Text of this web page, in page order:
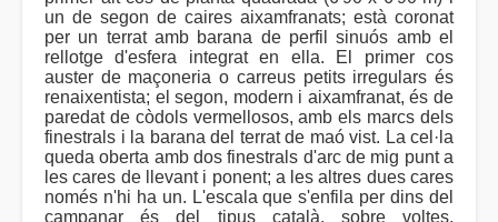
un de segon de caires aixamfranats; està coronat
per un terrat amb barana de perfil sinuós amb el
rellotge d'esfera integrat en ella. El primer cos
auster de maçoneria o carreus petits irregulars és
renaixentista; el segon, modern i aixamfranat, és de
paredat de còdols vermellosos, amb els marcs dels
finestrals i la barana del terrat de maó vist. La cel·la
queda oberta amb dos finestrals d'arc de mig punt a
les cares de llevant i ponent; a les altres dues cares
només n'hi ha un. L'escala que s'enfila per dins del
campanar és del tipus català, sobre voltes,